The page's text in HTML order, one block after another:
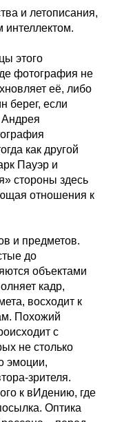
и летописания,
интеллектом.
этого
фотография не
её, либо
берег, если
как другой
Пауэр и
стороны здесь
отношения к
и предметов.
до
объектами
кадр,
восходит к
Похожий
с
не столько
эмоции,
зрителя.
к вИдению, где
Оптика